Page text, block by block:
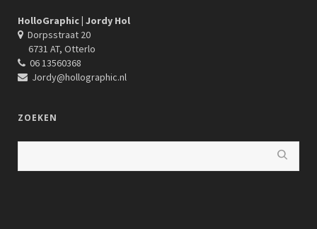
HolloGraphic | Jordy Hol
Dorpsstraat 20
6731 AT, Otterlo
06 13560368
Jordy@hollographic.nl
ZOEKEN